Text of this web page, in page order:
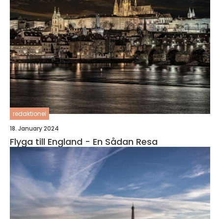
redaktionel
18. January 2024
Flyga till England - En Sådan Resa